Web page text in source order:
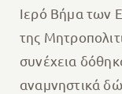
Ιερό Βήμα των
της
συνέχεια
αναμνηστικά